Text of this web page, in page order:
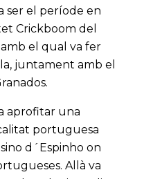
ser el període en
Crickboom del
el qual va fer
juntament amb el
aprofitar una
portuguesa
d´Espinho on
Allà va